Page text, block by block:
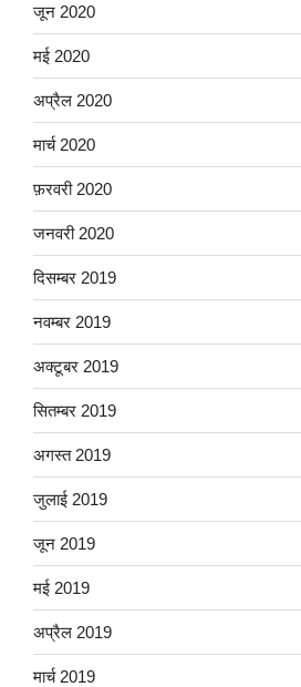
जून 2020
मई 2020
अप्रैल 2020
मार्च 2020
फ़रवरी 2020
जनवरी 2020
दिसम्बर 2019
नवम्बर 2019
अक्टूबर 2019
सितम्बर 2019
अगस्त 2019
जुलाई 2019
जून 2019
मई 2019
अप्रैल 2019
मार्च 2019